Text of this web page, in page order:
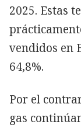
2025. Estas
vendidos en
64,8%.
Por el
gas